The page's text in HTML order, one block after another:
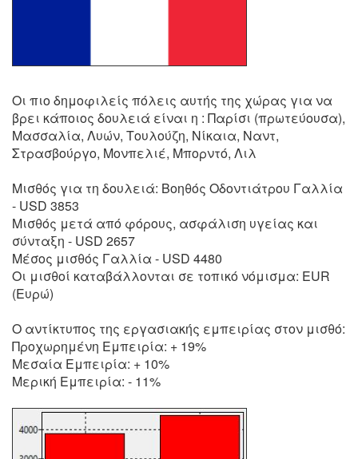
Οι πιο δημοφιλείς πόλεις αυτής της χώρας για να
βρει κάποιος δουλειά είναι η : Παρίσι (πρωτεύουσα),
Μασσαλία, Λυών, Τουλούζη, Νίκαια, Ναντ,
Στρασβούργο, Μονπελιέ, Μπορντό, Λιλ
Μισθός για τη δουλειά: Βοηθός Οδοντιάτρου Γαλλία
- USD 3853
Μισθός μετά από φόρους, ασφάλιση υγείας και
σύνταξη - USD 2657
Μέσος μισθός Γαλλία - USD 4480
Οι μισθοί καταβάλλονται σε τοπικό νόμισμα: EUR
(Ευρώ)
Ο αντίκτυπος της εργασιακής εμπειρίας στον μισθό:
Προχωρημένη Εμπειρία: + 19%
Μεσαία Εμπειρία: + 10%
Μερική Εμπειρία: - 11%